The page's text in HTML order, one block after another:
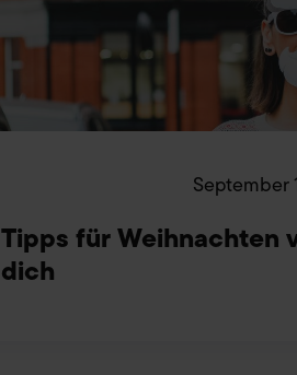
September
Tipps für Weihnachten
dich